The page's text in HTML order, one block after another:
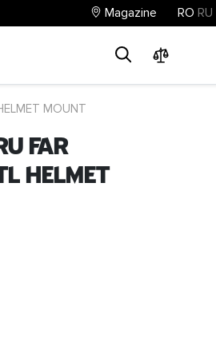
Magazine RO RU
MOUNT
far
HELMET